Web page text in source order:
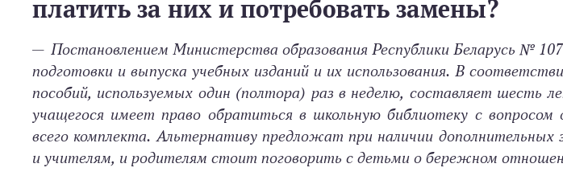
платить за них и потребовать замены?
— Постановлением Министерства образования Республики Беларусь №
подготовки и выпуска учебных изданий и их использования. В
пособий, используемых один (полтора) раз в неделю, составляет шесть
учащегося имеет право обратиться в школьную библиотеку с вопросом
всего комплекта. Альтернативу предложат при наличии
и учителям, и родителям стоит поговорить с детьми о бережном